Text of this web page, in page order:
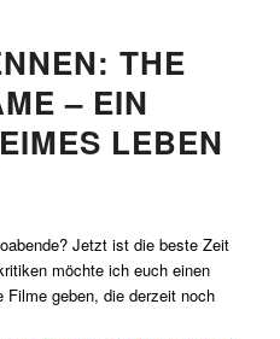
THE
– EIN
LEBEN
Jetzt ist die beste Zeit
möchte ich euch einen
Filme geben, die derzeit noch